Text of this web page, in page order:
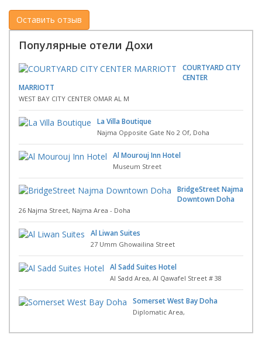
Популярные отели Дохи
COURTYARD CITY
CENTER
MARRIOTT
WEST BAY CITY CENTER OMAR AL M
La Villa Boutique
Najma Opposite Gate No 2 Of, Doha
Al Mourouj Inn Hotel
Museum Street
BridgeStreet Najma
Downtown Doha
26 Najma Street, Najma Area - Doha
Al Liwan Suites
27 Umm Ghowailina Street
Al Sadd Suites Hotel
Al Sadd Area, Al Qawafel Street # 38
Somerset West Bay Doha
Diplomatic Area,